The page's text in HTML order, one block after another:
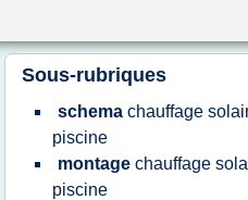
Sous-rubriques
schema chauffage
piscine
montage chauffage
piscine